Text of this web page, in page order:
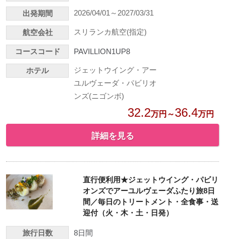
出発期間 2026/04/01～2027/03/31
航空会社 スリランカ航空(指定)
コースコード PAVILLION1UP8
ホテル
ジェットウイング・アー
ユルヴェーダ・パビリオ
ンズ(ニゴンボ)
32.2万円～36.4万円
詳細を見る
直行便利用★ジェットウイング・パビリ
オンズでアーユルヴェーダふたり旅8日
間／毎日のトリートメント・全食事・送
迎付（火・木・土・日発）
旅行日数 8日間